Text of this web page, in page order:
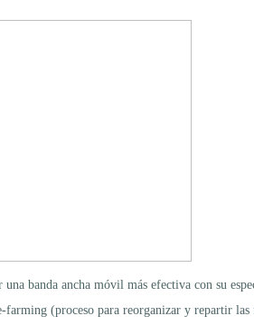
banda ancha móvil más efectiva con su
(proceso para reorganizar y repartir